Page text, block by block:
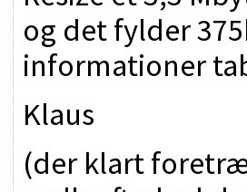
og det fylder
informationer
Klaus
(der klart